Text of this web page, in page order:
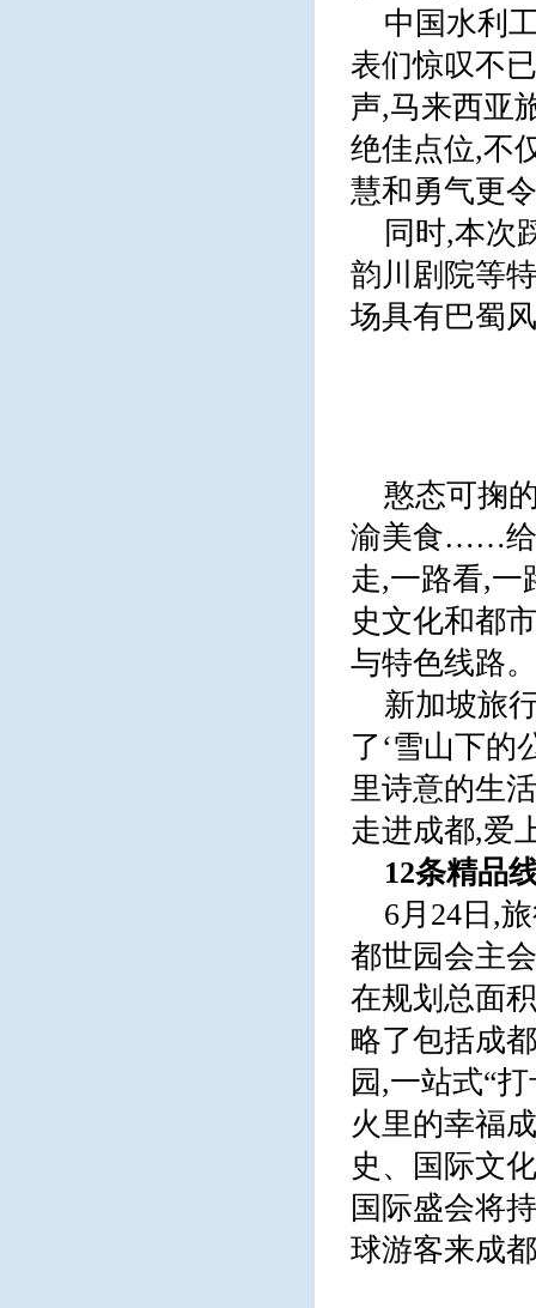
中国水利
表们惊叹不
声,马来西亚
绝佳点位,不
慧和勇气更
同时,本次
韵川剧院等
场具有巴蜀
憨态可掬
渝美食……给
走,一路看,一
史文化和都
与特色线路
新加坡旅
了‘雪山下的
里诗意的生
走进成都,爱
12条精品
6月24日,
都世园会主
在规划总面
略了包括成
园,一站式“
火里的幸福
史、国际文
国际盛会将
球游客来成